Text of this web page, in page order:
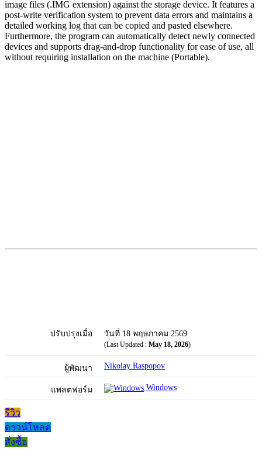
image files (.IMG extension) against the storage device. It features a
post-write verification system to prevent data errors and maintains a
detailed working log that can be copied and pasted elsewhere.
Furthermore, the program can automatically detect newly connected
devices and supports drag-and-drop functionality for ease of use, all
without requiring installation on the machine (Portable).
ปรับปรุงเมื่อ วันที่ 18 พฤษภาคม 2569
(Last Updated : May 18, 2026)
ผู้พัฒนา Nikolay Raspopov
แพลตฟอร์ม Windows
รีวิว
ดาวน์โหลด
สั่งซื้อ